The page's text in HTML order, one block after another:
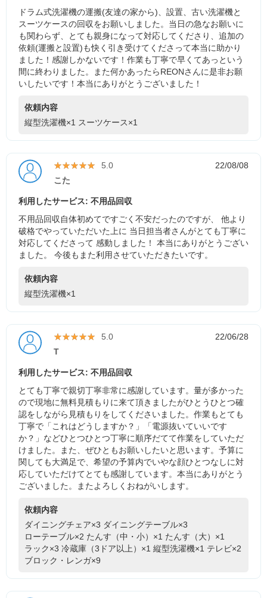
ドラム式洗濯機の運搬(友達の家から)、設置、古い洗濯機と
スーツケースの回収をお願いしました。当日の急なお願いに
も関わらず、とても親身になって対応してくださり、追加の
依頼(運搬と設置)も快く引き受けてくださって本当に助かり
ました！感謝しかないです！作業も丁寧で早くてあっという
間に終わりました。また何かあったらREONさんに是非お願
いしたいです！本当にありがとうございました！
依頼内容
縦型洗濯機×1 スーツケース×1
★★★★★
★★★★★ 5.0
22/08/08
こた
利用したサービス: 不用品回収
不用品回収自体初めてですごく不安だったのですが、 他より
破格でやっていただいた上に 当日担当者さんがとても丁寧に
対応してくださって 感動しました！ 本当にありがとうござい
ました。 今後もまた利用させていただきたいです。
依頼内容
縦型洗濯機×1
★★★★★
★★★★★ 5.0
22/06/28
T
利用したサービス: 不用品回収
とても丁寧で親切丁寧非常に感謝しています。量が多かった
ので現地に無料見積もりに来て頂きましたがひとうひとつ確
認をしながら見積もりをしてくださいました。作業もとても
丁寧で「これはどうしますか？」「電源抜いていいです
か？」などひとつひとつ丁寧に順序だてて作業をしていただ
けました。また、ぜひともお願いしたいと思います。予算に
関しても大満足で、希望の予算内でいやな顔ひとつなしに対
応していただけてとても感謝しています。本当にありがとう
ございました。またよろしくおねがいします。
依頼内容
ダイニングチェア×3 ダイニングテーブル×3
ローテーブル×2 たんす（中・小）×1 たんす（大）×1
ラック×3 冷蔵庫（3ドア以上）×1 縦型洗濯機×1 テレビ×2
ブロック・レンガ×9